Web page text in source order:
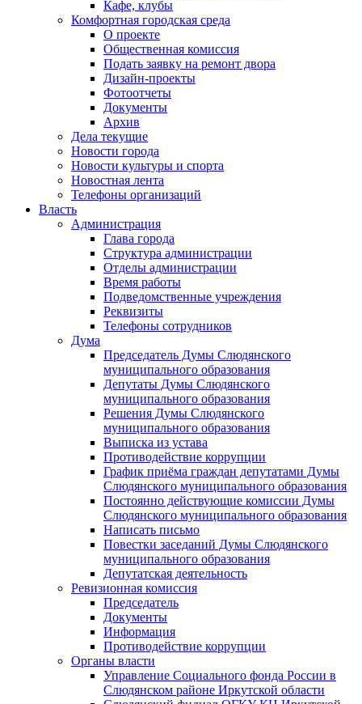
Кафе, клубы
Комфортная городская среда
О проекте
Общественная комиссия
Подать заявку на ремонт двора
Дизайн-проекты
Фотоотчеты
Документы
Архив
Дела текущие
Новости города
Новости культуры и спорта
Новостная лента
Телефоны организаций
Власть
Администрация
Глава города
Структура администрации
Отделы администрации
Время работы
Подведомственные учреждения
Реквизиты
Телефоны сотрудников
Дума
Председатель Думы Слюдянского
муниципального образования
Депутаты Думы Слюдянского
муниципального образования
Решения Думы Слюдянского
муниципального образования
Выписка из устава
Противодействие коррупции
График приёма граждан депутатами Думы
Слюдянского муниципального образования
Постоянно действующие комиссии Думы
Слюдянского муниципального образования
Написать письмо
Повестки заседаний Думы Слюдянского
муниципального образования
Депутатская деятельность
Ревизионная комиссия
Председатель
Документы
Информация
Противодействие коррупции
Органы власти
Управление Социального фонда России в
Слюдянском районе Иркутской области